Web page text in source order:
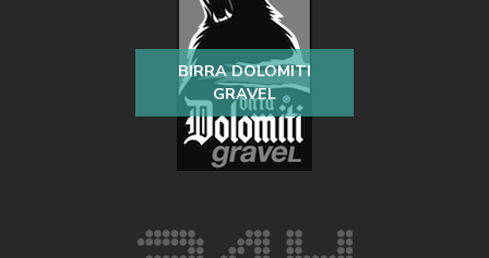
BIRRA DOLOMITI
GRAVEL